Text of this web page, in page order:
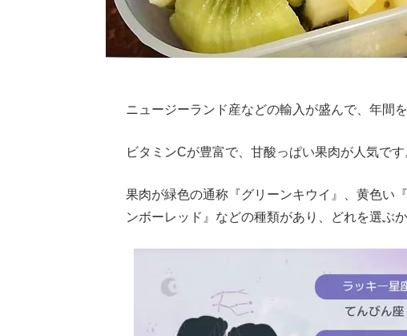
ニュージーランド産などの輸入が盛んで、年間
ビタミンCが豊富で、甘酸っぱい果肉が人気です
果肉が緑色の通称『グリーンキウイ』、黄色い
ンボーレッド』などの種類があり、どれを選ぶ